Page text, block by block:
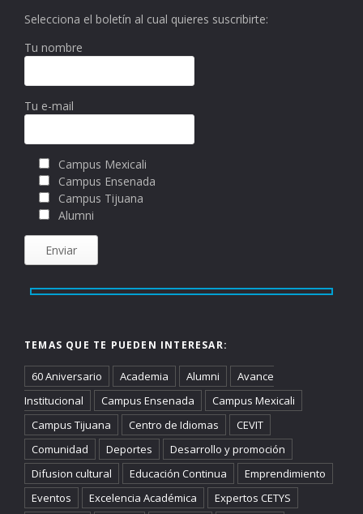
Selecciona el boletín al cual quieres suscribirte:
Tu nombre
Tu e-mail
Campus Mexicali
Campus Ensenada
Campus Tijuana
Alumni
TEMAS QUE TE PUEDEN INTERESAR:
60 Aniversario Academia Alumni
Avance
Institucional
Campus Ensenada
Campus Mexicali
Campus Tijuana
Centro de Idiomas
CEVIT
Comunidad
Deportes
Desarrollo y promoción
Difusion cultural
Educación Continua
Emprendimiento
Eventos
Excelencia Académica
Expertos CETYS